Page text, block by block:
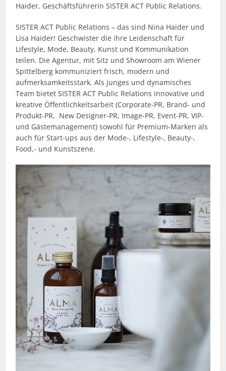
Haider, Geschäftsführerin SISTER ACT Public Relations.
SISTER ACT Public Relations – das sind Nina Haider und
Lisa Haider! Geschwister die ihre Leidenschaft für
Lifestyle, Mode, Beauty, Kunst und Kommunikation
teilen. Die Agentur, mit Sitz und Showroom am Wiener
Spittelberg kommuniziert frisch, modern und
aufmerksamkeitsstark. Als junges und dynamisches
Team bietet SISTER ACT Public Relations innovative und
kreative Öffentlichkeitsarbeit (Corporate-PR, Brand- und
Produkt-PR, New Designer-PR, Image-PR, Event-PR, VIP-
und Gästemanagement) sowohl für Premium-Marken als
auch für Start-ups aus der Mode-, Lifestyle-, Beauty-,
Food,- und Kunstszene.